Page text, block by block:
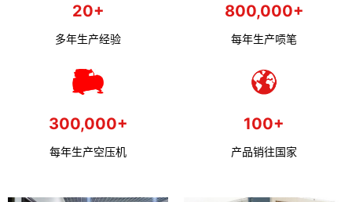
20+
多年生产经验
800,000+
每年生产唝笔
300,000+
每年生产空压机
100+
产品销往国家